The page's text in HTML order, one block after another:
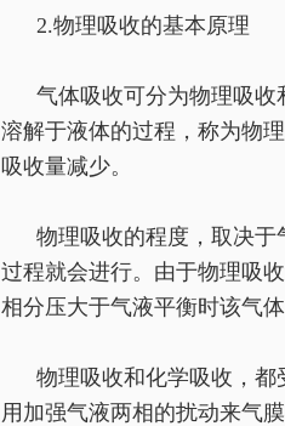
2.物理吸收的基本原理
气体吸收可分为物理吸
溶解于液体的过程，称为物
吸收量减少。
物理吸收的程度，取决
过程就会进行。由于物理吸
相分压大于气液平衡时该气
物理吸收和化学吸收，
用加强气液两相的扰动来气